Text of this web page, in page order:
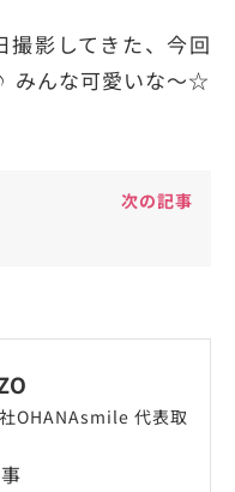
影してきた、今回
みんな可愛いな〜☆
次の記事
OHANAsmile 代表取